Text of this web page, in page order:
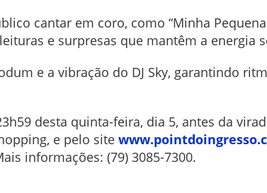
cantar em coro, como “Minha Pequena
e surpresas que mantêm a energia
e a vibração do DJ Sky, garantindo
desta quinta-feira, dia 5, antes da
e pelo site
informações: (79) 3085-7300.